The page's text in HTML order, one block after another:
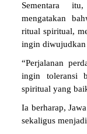
Sementara
mengatakan
ritual spiritual,
ingin diwujudkan
“Perjalanan
ingin toleransi
spiritual yang
Ia berharap,
sekaligus